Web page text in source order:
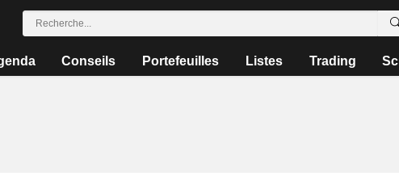
Conseils Portefeuilles Listes Trading